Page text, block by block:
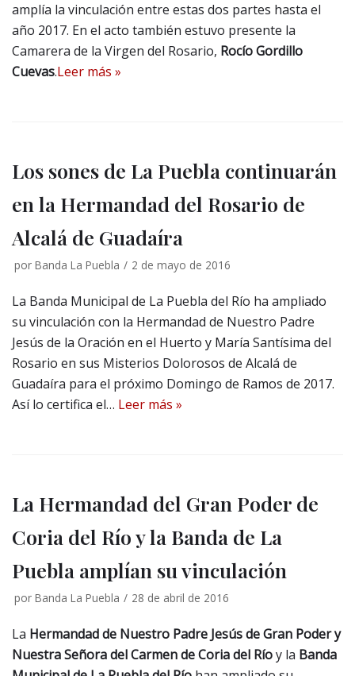
amplía la vinculación entre estas dos partes hasta el
año 2017. En el acto también estuvo presente la
Camarera de la Virgen del Rosario, Rocío Gordillo
Cuevas.Leer más »
Los sones de La Puebla continuarán
en la Hermandad del Rosario de
Alcalá de Guadaíra
por Banda La Puebla 2 de mayo de 2016
La Banda Municipal de La Puebla del Río ha ampliado
su vinculación con la Hermandad de Nuestro Padre
Jesús de la Oración en el Huerto y María Santísima del
Rosario en sus Misterios Dolorosos de Alcalá de
Guadaíra para el próximo Domingo de Ramos de 2017.
Así lo certifica el… Leer más »
La Hermandad del Gran Poder de
Coria del Río y la Banda de La
Puebla amplían su vinculación
por Banda La Puebla 28 de abril de 2016
La Hermandad de Nuestro Padre Jesús de Gran Poder y
Nuestra Señora del Carmen de Coria del Ríoy la Banda